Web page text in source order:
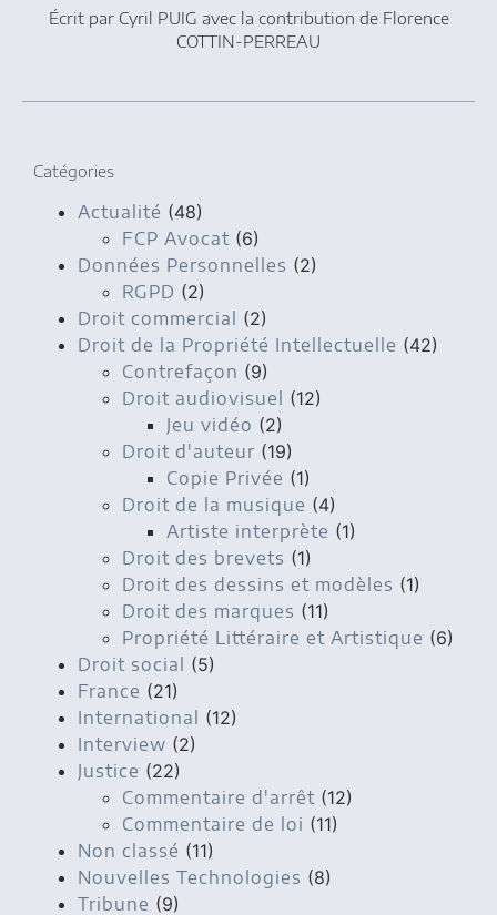
Écrit par Cyril PUIG avec la contribution de Florence
COTTIN-PERREAU
Catégories
Actualité (48)
FCP Avocat (6)
Données Personnelles (2)
RGPD (2)
Droit commercial (2)
Droit de la Propriété Intellectuelle (42)
Contrefaçon (9)
Droit audiovisuel (12)
Jeu vidéo (2)
Droit d'auteur (19)
Copie Privée (1)
Droit de la musique (4)
Artiste interprète (1)
Droit des brevets (1)
Droit des dessins et modèles (1)
Droit des marques (11)
Propriété Littéraire et Artistique (6)
Droit social (5)
France (21)
International (12)
Interview (2)
Justice (22)
Commentaire d'arrêt (12)
Commentaire de loi (11)
Non classé (11)
Nouvelles Technologies (8)
Tribune (9)